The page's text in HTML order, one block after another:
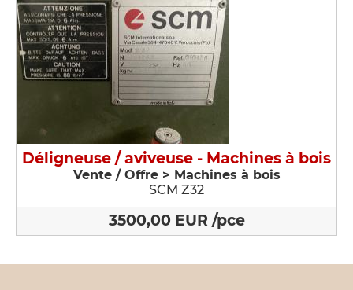
Déligneuse / aviveuse - Machines à bois
Vente / Offre > Machines à bois
SCM Z32
3500,00 EUR /pce